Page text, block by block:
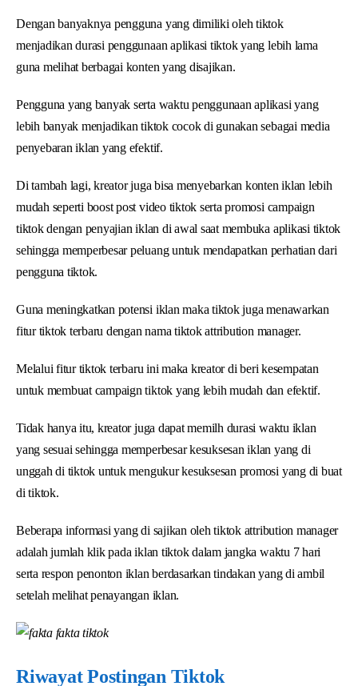
Dengan banyaknya pengguna yang dimiliki oleh tiktok
menjadikan durasi penggunaan aplikasi tiktok yang lebih lama
guna melihat berbagai konten yang disajikan.
Pengguna yang banyak serta waktu penggunaan aplikasi yang
lebih banyak menjadikan tiktok cocok di gunakan sebagai media
penyebaran iklan yang efektif.
Di tambah lagi, kreator juga bisa menyebarkan konten iklan lebih
mudah seperti boost post video tiktok serta promosi campaign
tiktok dengan penyajian iklan di awal saat membuka aplikasi tiktok
sehingga memperbesar peluang untuk mendapatkan perhatian dari
pengguna tiktok.
Guna meningkatkan potensi iklan maka tiktok juga menawarkan
fitur tiktok terbaru dengan nama tiktok attribution manager.
Melalui fitur tiktok terbaru ini maka kreator di beri kesempatan
untuk membuat campaign tiktok yang lebih mudah dan efektif.
Tidak hanya itu, kreator juga dapat memilh durasi waktu iklan
yang sesuai sehingga memperbesar kesuksesan iklan yang di
unggah di tiktok untuk mengukur kesuksesan promosi yang di buat
di tiktok.
Beberapa informasi yang di sajikan oleh tiktok attribution manager
adalah jumlah klik pada iklan tiktok dalam jangka waktu 7 hari
serta respon penonton iklan berdasarkan tindakan yang di ambil
setelah melihat penayangan iklan.
Riwayat Postingan Tiktok